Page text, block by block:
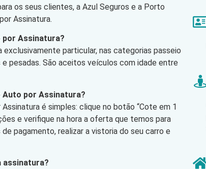
os seus clientes, a Azul Seguros e a Porto
Assinatura.
por Assinatura?
exclusivamente particular, nas categorias passeio
pesadas. São aceitos veículos com idade entre
por Assinatura?
é simples: clique no botão “Cote em 1
e verifique na hora a oferta que temos para
pagamento, realizar a vistoria do seu carro e
assinatura?